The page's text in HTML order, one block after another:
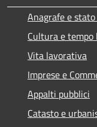
Anagrafe e
Cultura e tempo
Vita lavorativa
Imprese e
Appalti pubblici
Catasto e